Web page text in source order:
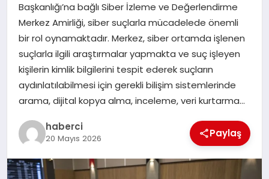
SAĞLIK
SIYASET
SPOR
YAŞAM
Başkanlığı’na bağlı Siber İzleme ve Değerlendirme
Merkez Amirliği, siber suçlarla mücadelede önemli
bir rol oynamaktadır. Merkez, siber ortamda işlenen
suçlarla ilgili araştırmalar yapmakta ve suç işleyen
kişilerin kimlik bilgilerini tespit ederek suçların
aydınlatılabilmesi için gerekli bilişim sistemlerinde
arama, dijital kopya alma, inceleme, veri kurtarma…
haberci
20 Mayıs 2026 Paylaş